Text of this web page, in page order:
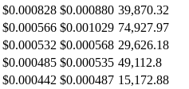
$0.000828 $0.000880 39,870.32
$0.000566 $0.001029 74,927.97
$0.000532 $0.000568 29,626.18
$0.000485 $0.000535 49,112.8
$0.000442 $0.000487 15,172.88